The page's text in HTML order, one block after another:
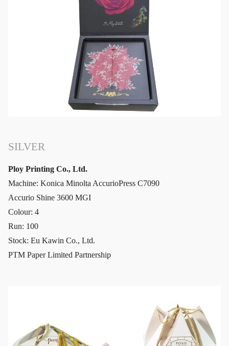
SILVER
Ploy Printing Co., Ltd.
Machine: Konica Minolta AccurioPress C7090
Accurio Shine 3600 MGI
Colour: 4
Run: 100
Stock: Eu Kawin Co., Ltd.
PTM Paper Limited Partnership